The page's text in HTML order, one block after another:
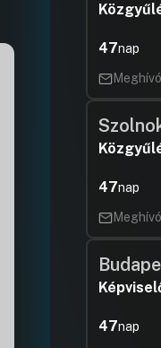
47nap
47nap
47nap